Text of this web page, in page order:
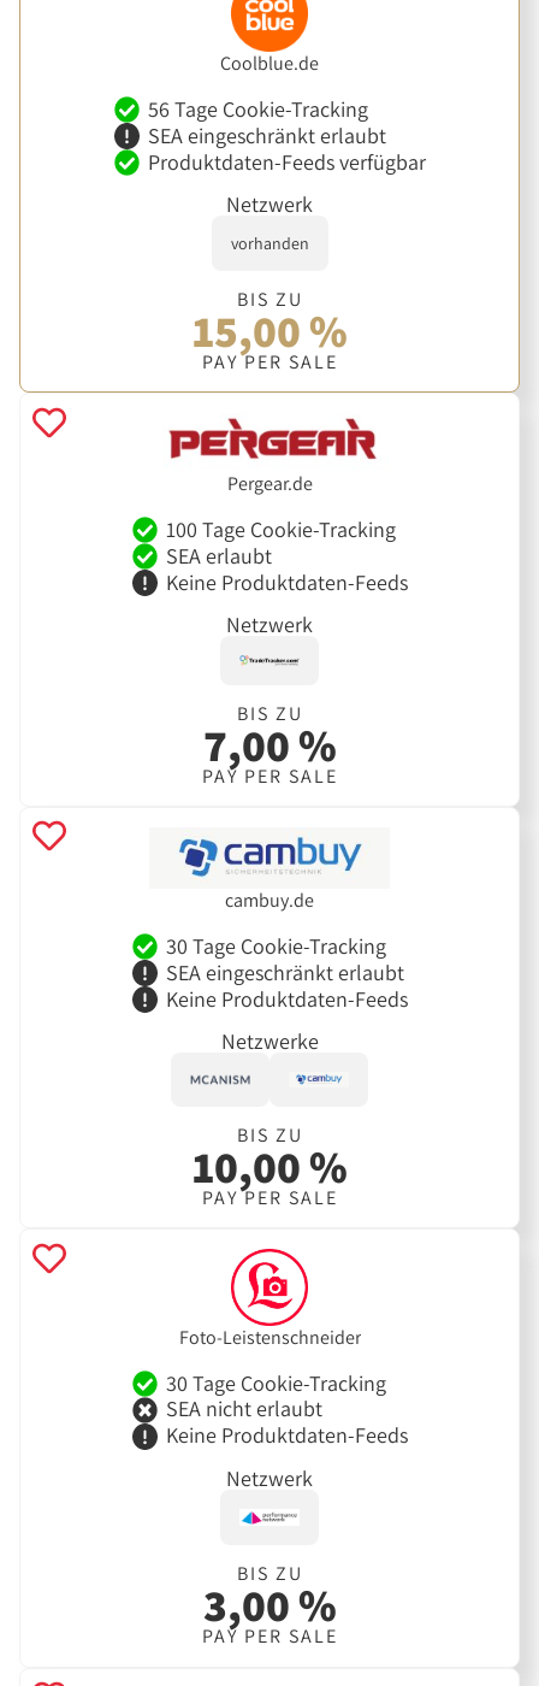
Coolblue.de
56 Tage Cookie-Tracking
SEA eingeschränkt erlaubt
Produktdaten-Feeds verfügbar
Netzwerk
vorhanden
BIS ZU
15,00 %
PAY PER SALE
Pergear.de
100 Tage Cookie-Tracking
SEA erlaubt
Keine Produktdaten-Feeds
Netzwerk
BIS ZU
7,00 %
PAY PER SALE
cambuy.de
30 Tage Cookie-Tracking
SEA eingeschränkt erlaubt
Keine Produktdaten-Feeds
Netzwerke
BIS ZU
10,00 %
PAY PER SALE
Foto-Leistenschneider
30 Tage Cookie-Tracking
SEA nicht erlaubt
Keine Produktdaten-Feeds
Netzwerk
BIS ZU
3,00 %
PAY PER SALE